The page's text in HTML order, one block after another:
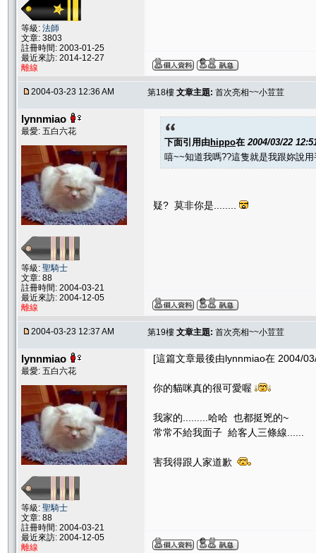
等級: 法師
文章: 3803
註冊時間: 2003-01-25
最近來訪: 2014-12-27
離線
2004-03-23 12:36 AM 第18樓 文章主題: 首次亮相~~小荳荳
lynnmiao
最愛: 五白六花
等級: 聖騎士
文章: 88
註冊時間: 2004-03-21
最近來訪: 2004-12-05
離線
下面引用由hippo在 2004/03/22
嘻~~知道我嗎??這隻就是我跟妳說
疑? 莫非你是........
2004-03-23 12:37 AM 第19樓 文章主題: 首次亮相~~小荳荳
lynnmiao
最愛: 五白六花
等級: 聖騎士
文章: 88
註冊時間: 2004-03-21
最近來訪: 2004-12-05
離線
[這篇文章最後由lynnmiao在 2004/
你的貓咪真的很可愛喔
我家的.........哈哈 也都挺兇的~
常常不給我面子 給客人三條線......
害我得跟人家道歉